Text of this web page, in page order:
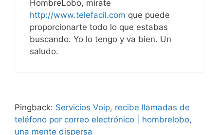
HombreLobo, mirate
http://www.telefacil.com que puede
proporcionarte todo lo que estabas
buscando. Yo lo tengo y va bien. Un
saludo.
Pingback: Servicios Voip, recibe llamadas de
teléfono por correo electrónico | hombrelobo,
una mente dispersa